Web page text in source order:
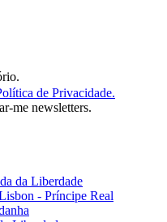
de Privacidade.
me newsletters.
da Liberdade
- Príncipe Real